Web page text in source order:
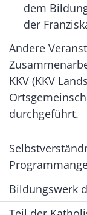
dem
der
Andere
KKV (KKV
durchgeführt.
Bildungswerk